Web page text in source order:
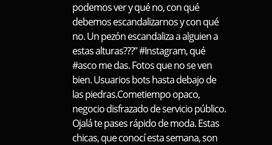
podemos ver y qué no, con qué
debemos escandalizarnos y con qué
no. Un pezón escandaliza a alguien a
estas alturas???” #Instagram, qué
#asco me das. Fotos que no se ven
bien. Usuarios bots hasta debajo de
las piedras.Cometiempo opaco,
negocio disfrazado de servicio público.
Ojalá te pases rápido de moda. Estas
chicas, que conocí esta semana, son